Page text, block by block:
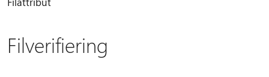
Filverifiering